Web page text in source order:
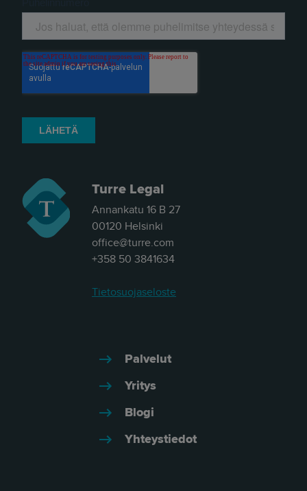
Turre Legal
Annankatu 16 B 27
00120 Helsinki
office@turre.com
+358 50 3841634
Tietosuojaseloste
Palvelut
Yritys
Blogi
Yhteystiedot